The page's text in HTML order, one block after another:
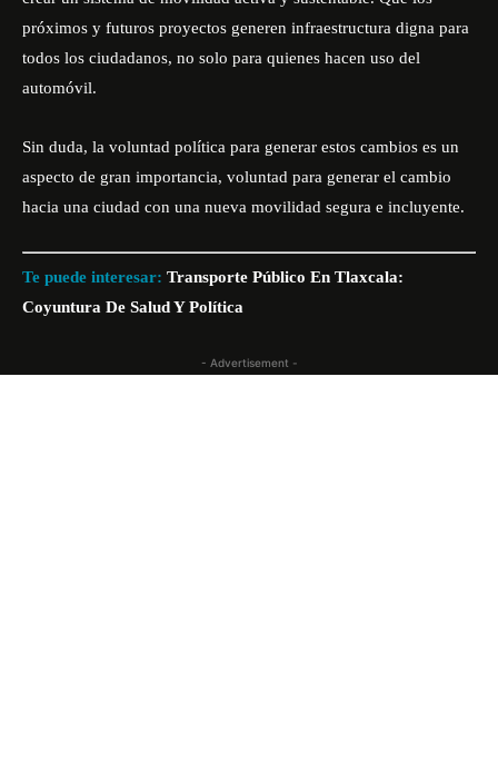
próximos y futuros proyectos generen infraestructura digna para
todos los ciudadanos, no solo para quienes hacen uso del
automóvil.
Sin duda, la voluntad política para generar estos cambios es un
aspecto de gran importancia, voluntad para generar el cambio
hacia una ciudad con una nueva movilidad segura e incluyente.
Te puede interesar: Transporte Público En Tlaxcala:
Coyuntura De Salud Y Política
- Advertisement -